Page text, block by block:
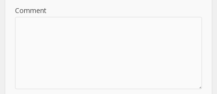
Comment